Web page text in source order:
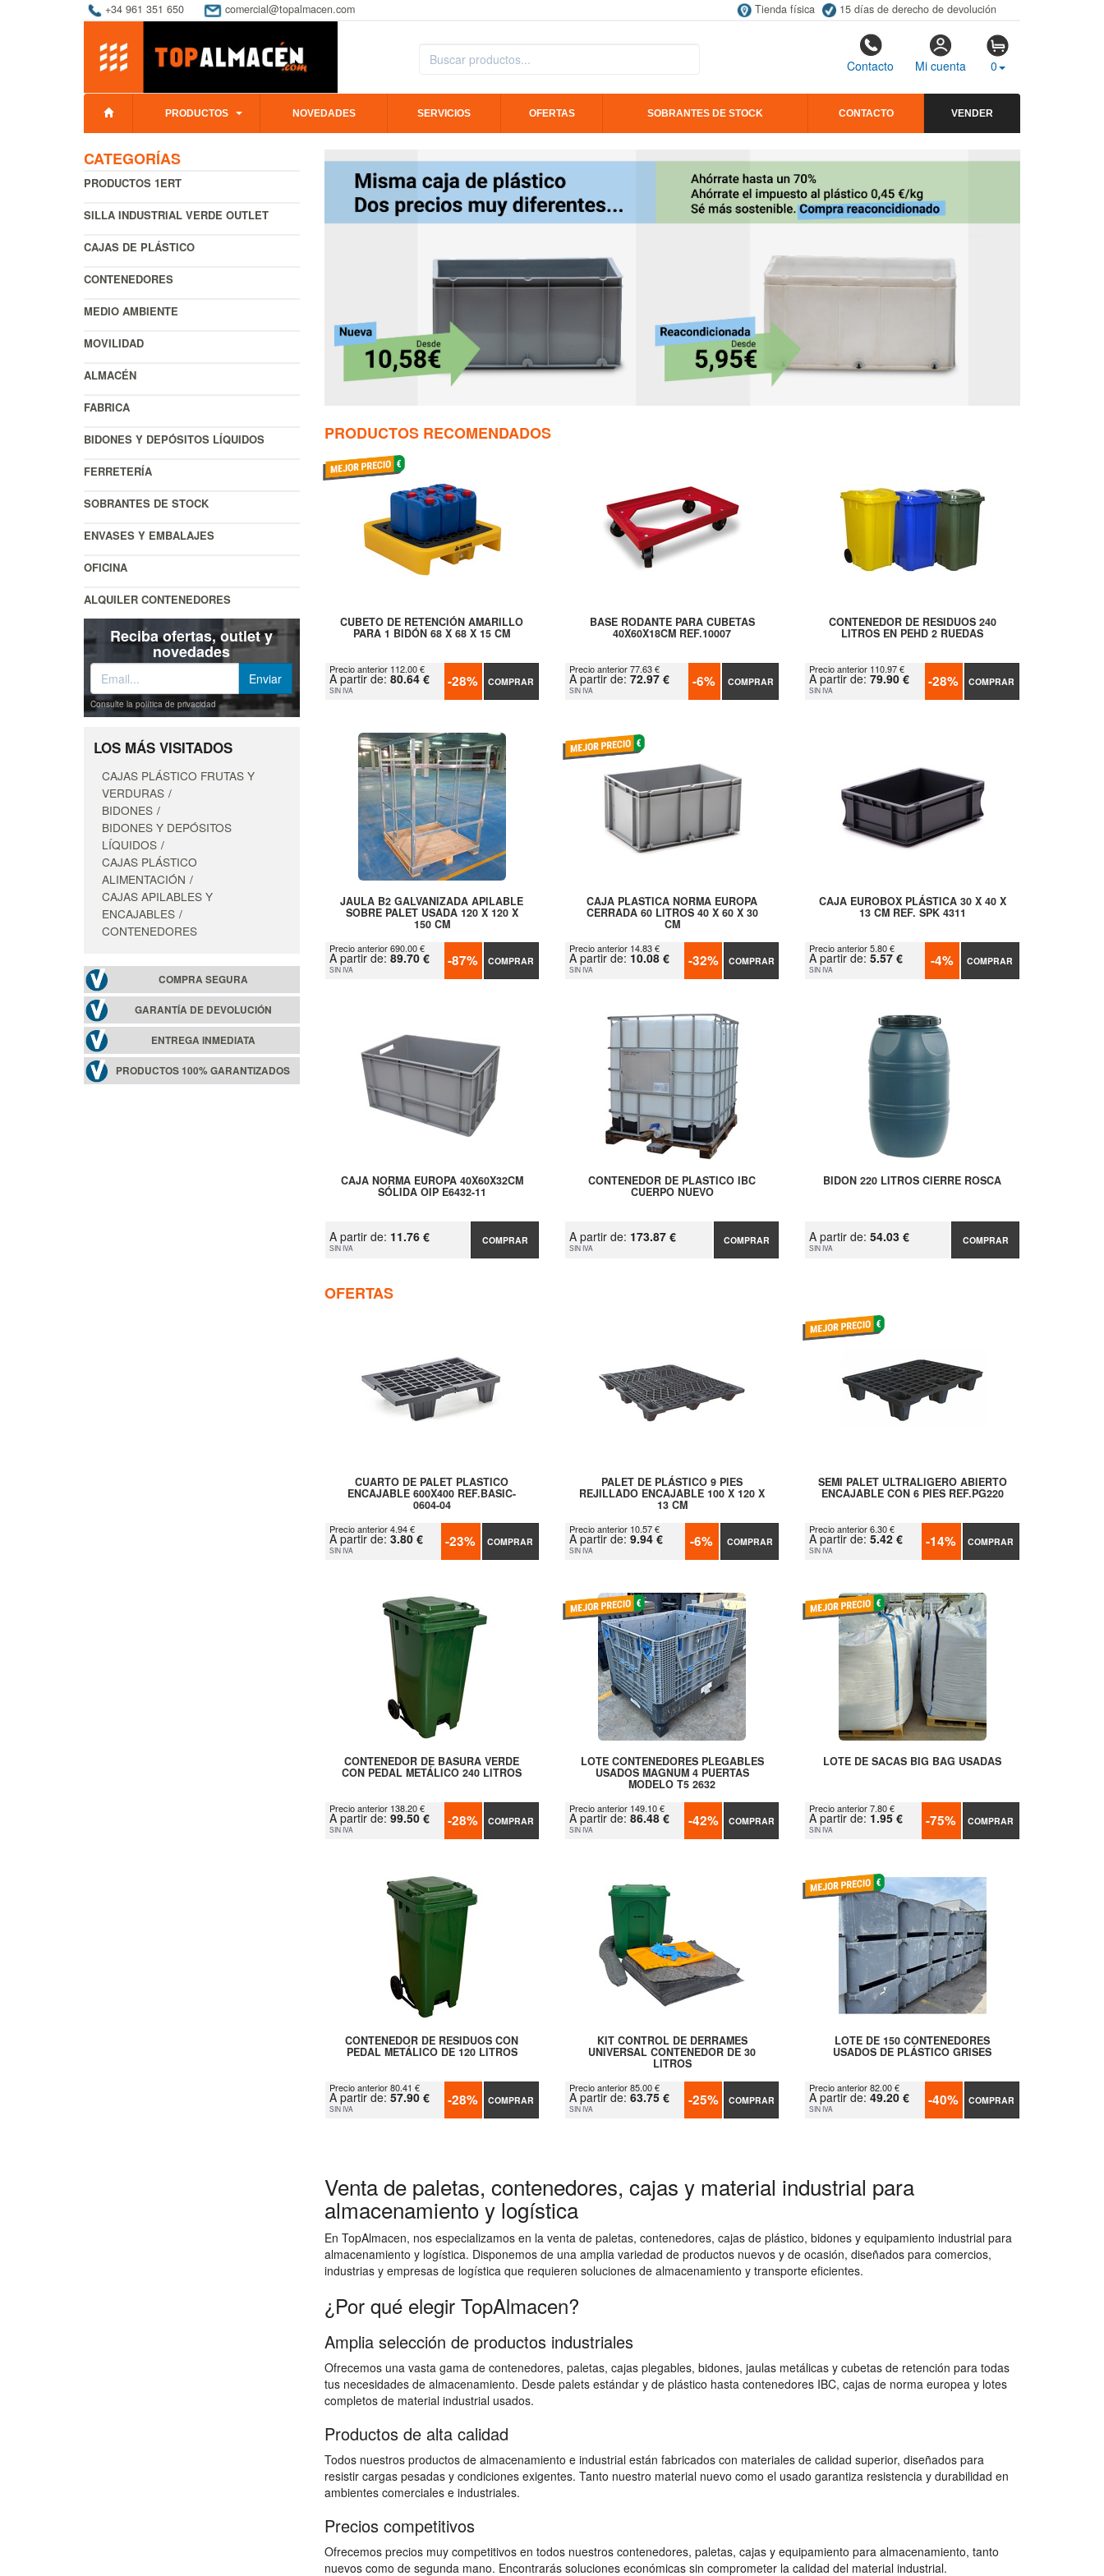
+34 961 351 650 comercial@topalmacen.com Tienda física 15 días de derecho de devolución
Contacto Mi cuenta 0
PRODUCTOS NOVEDADES SERVICIOS OFERTAS SOBRANTES DE STOCK CONTACTO VENDER
CATEGORÍAS
PRODUCTOS 1ERT
SILLA INDUSTRIAL VERDE OUTLET
CAJAS DE PLÁSTICO
CONTENEDORES
MEDIO AMBIENTE
MOVILIDAD
ALMACÉN
FABRICA
BIDONES Y DEPÓSITOS LÍQUIDOS
FERRETERÍA
SOBRANTES DE STOCK
ENVASES Y EMBALAJES
OFICINA
ALQUILER CONTENEDORES
Reciba ofertas, outlet y
novedades
Consulte la política de privacidad
LOS MÁS VISITADOS
CAJAS PLÁSTICO FRUTAS Y
VERDURAS
BIDONES
BIDONES Y DEPÓSITOS
LÍQUIDOS
CAJAS PLÁSTICO
ALIMENTACIÓN
CAJAS APILABLES Y
ENCAJABLES
CONTENEDORES
COMPRA SEGURA
GARANTÍA DE DEVOLUCIÓN
ENTREGA INMEDIATA
PRODUCTOS 100% GARANTIZADOS
PRODUCTOS RECOMENDADOS
CUBETO DE RETENCIÓN AMARILLO
PARA 1 BIDÓN 68 X 68 X 15 CM
Precio anterior 112.00 €
A partir de: 80.64 €
SIN IVA -28% COMPRAR
BASE RODANTE PARA CUBETAS
40X60X18CM REF.10007
Precio anterior 77.63 €
A partir de: 72.97 €
SIN IVA -6% COMPRAR
CONTENEDOR DE RESIDUOS 240
LITROS EN PEHD 2 RUEDAS
Precio anterior 110.97 €
A partir de:79.90 €
SIN IVA -28% COMPRAR
JAULA B2 GALVANIZADA APILABLE
SOBRE PALET USADA 120 X 120 X
150 CM
Precio anterior 690.00 €
A partir de: 89.70 €
SIN IVA -87% COMPRAR
CAJA PLASTICA NORMA EUROPA
CERRADA 60 LITROS 40 X 60 X 30
CM
Precio anterior 14.83 €
A partir de: 10.08 €
SIN IVA -32% COMPRAR
CAJA EUROBOX PLÁSTICA 30 X 40 X
13 CM REF. SPK 4311
Precio anterior 5.80 €
A partir de:5.57 €
SIN IVA -4% COMPRAR
CAJA NORMA EUROPA 40X60X32CM
SÓLIDA OIP E6432-11
A partir de: 11.76 €
SIN IVA
COMPRAR
CONTENEDOR DE PLASTICO IBC
CUERPO NUEVO
A partir de: 173.87 €
SIN IVA
COMPRAR
BIDON 220 LITROS CIERRE ROSCA
A partir de:54.03 €
SIN IVA
COMPRAR
OFERTAS
CUARTO DE PALET PLASTICO
ENCAJABLE 600X400 REF.BASIC-
0604-04
Precio anterior 4.94 €
A partir de: 3.80 €
SIN IVA -23% COMPRAR
PALET DE PLÁSTICO 9 PIES
REJILLADO ENCAJABLE 100 X 120 X
13 CM
Precio anterior 10.57 €
A partir de: 9.94 €
SIN IVA -6% COMPRAR
SEMI PALET ULTRALIGERO ABIERTO
ENCAJABLE CON 6 PIES REF.PG220
Precio anterior 6.30 €
A partir de:5.42 €
SIN IVA -14% COMPRAR
CONTENEDOR DE BASURA VERDE
CON PEDAL METÁLICO 240 LITROS
Precio anterior 138.20 €
A partir de: 99.50 €
SIN IVA -28% COMPRAR
LOTE CONTENEDORES PLEGABLES
USADOS MAGNUM 4 PUERTAS
MODELO T5 2632
Precio anterior 149.10 €
A partir de: 86.48 €
SIN IVA -42% COMPRAR
LOTE DE SACAS BIG BAG USADAS
Precio anterior 7.80 €
A partir de: 1.95 €
SIN IVA -75% COMPRAR
CONTENEDOR DE RESIDUOS CON
PEDAL METÁLICO DE 120 LITROS
Precio anterior 80.41 €
A partir de: 57.90 €
SIN IVA -28% COMPRAR
KIT CONTROL DE DERRAMES
UNIVERSAL CONTENEDOR DE 30
LITROS
Precio anterior 85.00 €
A partir de: 63.75 €
SIN IVA -25% COMPRAR
LOTE DE 150 CONTENEDORES
USADOS DE PLÁSTICO GRISES
Precio anterior 82.00 €
A partir de:49.20 €
SIN IVA -40% COMPRAR
Venta de paletas, contenedores, cajas y material industrial para
almacenamiento y logística
En TopAlmacen, nos especializamos en la venta de paletas, contenedores, cajas de plástico, bidones y equipamiento industrial para
almacenamiento y logística. Disponemos de una amplia variedad de productos nuevos y de ocasión, diseñados para comercios,
industrias y empresas de logística que requieren soluciones de almacenamiento y transporte eficientes.
¿Por qué elegir TopAlmacen?
Amplia selección de productos industriales
Ofrecemos una vasta gama de contenedores, paletas, cajas plegables, bidones, jaulas metálicas y cubetas de retención para todas
tus necesidades de almacenamiento. Desde palets estándar y de plástico hasta contenedores IBC, cajas de norma europea y lotes
completos de material industrial usados.
Productos de alta calidad
Todos nuestros productos de almacenamiento e industrial están fabricados con materiales de calidad superior, diseñados para
resistir cargas pesadas y condiciones exigentes. Tanto nuestro material nuevo como el usado garantiza resistencia y durabilidad en
ambientes comerciales e industriales.
Precios competitivos
Ofrecemos precios muy competitivos en todos nuestros contenedores, paletas, cajas y equipamiento para almacenamiento, tanto
nuevos como de segunda mano. Encontrarás soluciones económicas sin comprometer la calidad del material industrial.